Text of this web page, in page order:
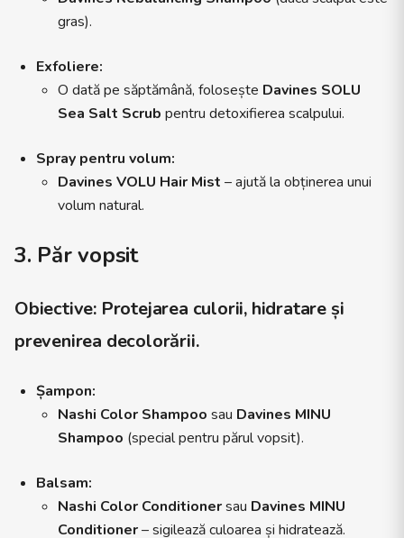
gras).
Exfoliere:
O dată pe săptămână, folosește Davines SOLU
Sea Salt Scrub pentru detoxifierea scalpului.
Spray pentru volum:
Davines VOLU Hair Mist – ajută la obținerea unui
volum natural.
3. Păr vopsit
Obiective: Protejarea culorii, hidratare și
prevenirea decolorării.
Șampon:
Nashi Color Shampoo sau Davines MINU
Shampoo (special pentru părul vopsit).
Balsam:
Nashi Color Conditionersau Davines MINU
Conditioner– sigilează culoarea și hidratează.